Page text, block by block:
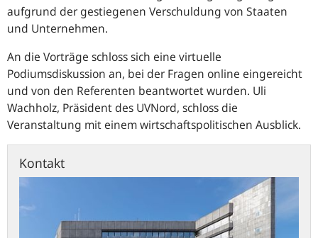
aufgrund der gestiegenen Verschuldung von Staaten
und Unternehmen.
An die Vorträge schloss sich eine virtuelle
Podiumsdiskussion an, bei der Fragen online eingereicht
und von den Referenten beantwortet wurden. Uli
Wachholz, Präsident des UVNord, schloss die
Veranstaltung mit einem wirtschaftspolitischen Ausblick.
Kontakt